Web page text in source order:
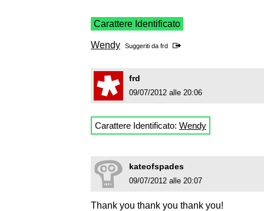
Carattere Identificato
Wendy Suggeriti da frd
frd
09/07/2012 alle 20:06
Carattere Identificato: Wendy
kateofspades
09/07/2012 alle 20:07
Thank you thank you thank you!